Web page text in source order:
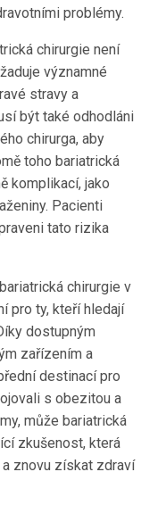
problémy.
chirurgie není
významné
stravy a
být také odhodláni
chirurga, aby
toho bariatrická
komplikací, jako
Pacienti
tato rizika
chirurgie v
pro ty, kteří hledají
dostupným
zařízením a
destinací pro
s obezitou a
může bariatrická
zkušenost, která
znovu získat zdraví